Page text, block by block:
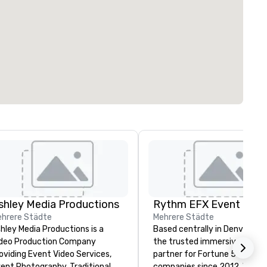
Media Productions
Städte
Media Productions is a
Production Company
Event Video Services,
Mehrere Städte
Based centrally in Denver,
the trusted immersive
partner for Fortune 500